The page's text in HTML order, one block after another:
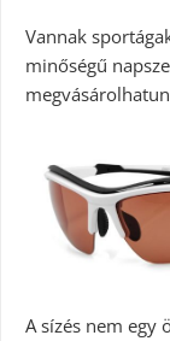
Vannak
minőségű
A sízés nem egy